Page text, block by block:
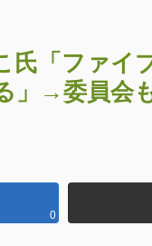
氏「ファイ
」→委員会
0